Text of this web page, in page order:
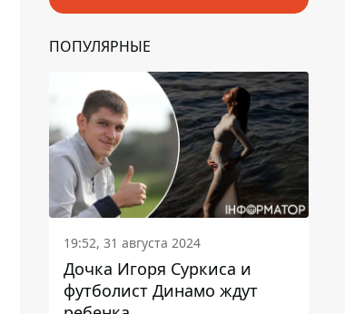
ПОПУЛЯРНЫЕ
19:52, 31 августа 2024
Дочка Игоря Суркиса и
футболист Динамо ждут